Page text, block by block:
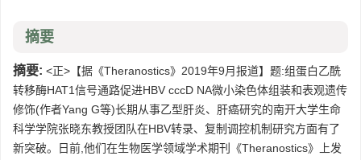
摘要
摘要: <正>【据《Theranostics》2019年9月报道】题:组蛋白乙酰
转移酶HAT1信号通路促进HBV cccD NA微小染色体组装和表观遗传
修饰(作者Yang G等)长期从事乙型肝炎、肝癌研究的南开大学生命
科学学院张晓东教授团队在HBV转录、复制调控机制研究方面有了
新突破。日前,他们在生物医学领域学术期刊《Theranostics》上发